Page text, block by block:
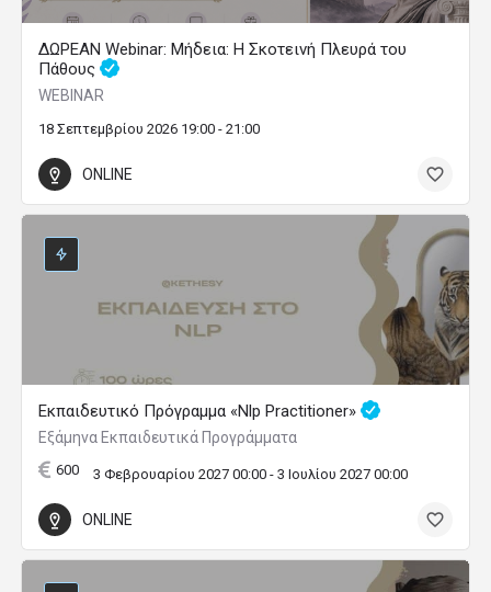
ΔΩΡΕΑΝ Webinar: Μήδεια: Η Σκοτεινή Πλευρά του
Πάθους
WEBINAR
18 Σεπτεμβρίου 2026 19:00 - 21:00
ONLINE
Εκπαιδευτικό Πρόγραμμα «Nlp Practitioner»
Εξάμηνα Εκπαιδευτικά Προγράμματα
600 3 Φεβρουαρίου 2027 00:00 - 3 Ιουλίου 2027 00:00
ONLINE